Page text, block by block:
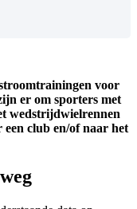
voor
er om sporters met
wedstrijdwielrennen
club en/of naar het